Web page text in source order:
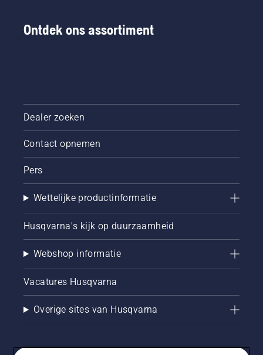
Ontdek ons assortiment
Dealer zoeken
Contact opnemen
Pers
Wettelijke productinformatie
Husqvarna's kijk op duurzaamheid
Webshop informatie
Vacatures Husqvarna
Overige sites van Husqvarna